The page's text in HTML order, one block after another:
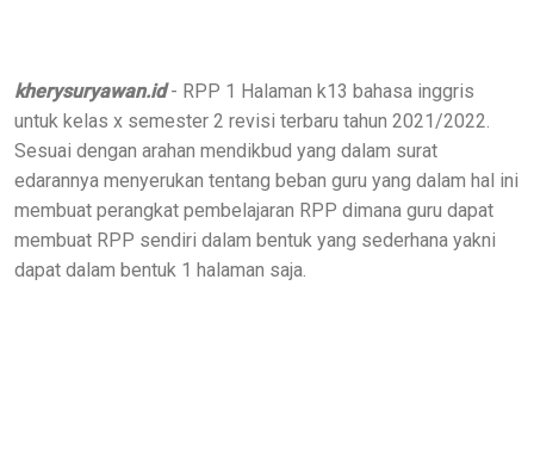
kherysuryawan.id- RPP 1 Halaman k13 bahasa inggris
untuk kelas x semester 2 revisi terbaru tahun 2021/2022.
Sesuai dengan arahan mendikbud yang dalam surat
edarannya menyerukan tentang beban guru yang dalam hal ini
membuat perangkat pembelajaran RPP dimana guru dapat
membuat RPP sendiri dalam bentuk yang sederhana yakni
dapat dalam bentuk 1 halaman saja.